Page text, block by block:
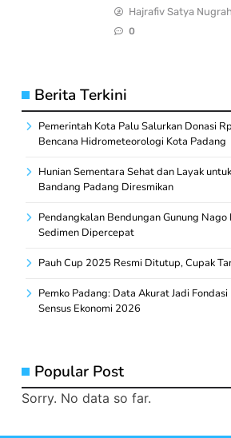
Hajrafiv Satya
0
Berita Terkini
Pemerintah Kota Palu Salurkan Donasi
Bencana Hidrometeorologi Kota Padang
Hunian Sementara Sehat dan Layak
Bandang Padang Diresmikan
Pendangkalan Bendungan Gunung
Sedimen Dipercepat
Pauh Cup 2025 Resmi Ditutup, Cupak
Pemko Padang: Data Akurat Jadi
Sensus Ekonomi 2026
Popular Post
Sorry. No data so far.